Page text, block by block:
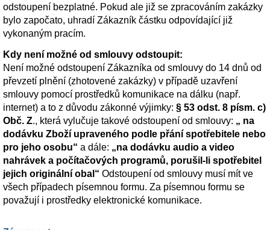
odstoupení bezplatné. Pokud ale již se zpracováním zakázky
bylo započato, uhradí Zákazník částku odpovídající již
vykonaným pracím.
Kdy není možné od smlouvy odstoupit:
Není možné odstoupení Zákazníka od smlouvy do 14 dnů od
převzetí plnění (zhotovené zakázky) v případě uzavření
smlouvy pomocí prostředků komunikace na dálku (např.
internet) a to z důvodu zákonné výjimky: § 53 odst. 8 písm. c)
Obč. Z., která vylučuje takové odstoupení od smlouvy: „ na
dodávku Zboží upraveného podle přání spotřebitele nebo
pro jeho osobu“ a dále: „na dodávku audio a video
nahrávek a počítačových programů, porušil-li spotřebitel
jejich originální obal“ Odstoupení od smlouvy musí mít ve
všech případech písemnou formu. Za písemnou formu se
považují i prostředky elektronické komunikace.